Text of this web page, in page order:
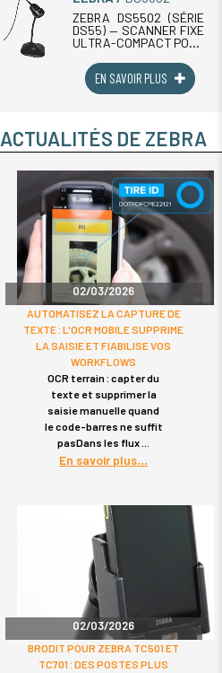
compact de référence
pour les caisses, les
points de vente et (...)
ZEBRA DS5502 (SÉRIE
DS55) — SCANNER FIXE
ULTRA-COMPACT POUR
SANTÉLe Zebra
DS5502 de la série
DS55 est le scanner fixe
catégorie : seulement 3
cm (...)
EN SAVOIR PLUS
ACTUALITÉS DE ZEBRA
02/03/2026
AUTOMATISEZ LA CAPTURE DE
TEXTE : L'OCR MOBILE SUPPRIME
LA SAISIE ET FIABILISE VOS
WORKFLOWS
OCR terrain : capter du
texte et supprimer la
saisie manuelle quand
le code-barres ne suffit
pasDans les flux
En savoir plus
02/03/2026
BRODIT POUR ZEBRA TC501 ET
TC701 : DES POSTES PLUS